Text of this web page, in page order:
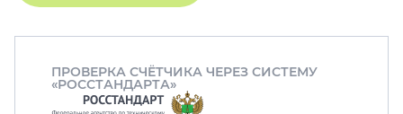
ПРОВЕРКА СЧЁТЧИКА ЧЕРЕЗ СИСТЕМУ
«РОССТАНДАРТА»